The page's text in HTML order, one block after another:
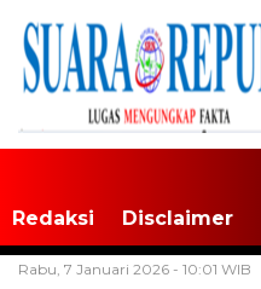
Redaksi Disclaimer
Rabu, 7 Januari 2026 - 10:01 WIB